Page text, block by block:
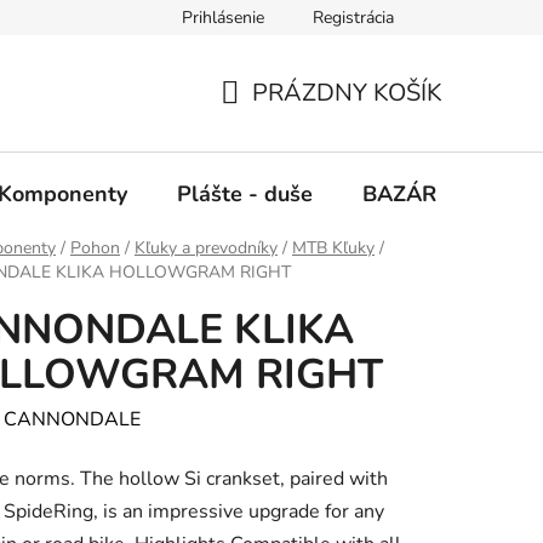
Prihlásenie Registrácia
KOŠÍK
PRÁZDNY KOŠÍK
Komponenty Plášte - duše BAZÁR
/ Pohon / Kľuky a prevodníky / MTB Kľuky /
KLIKA HOLLOWGRAM RIGHT
KLIKA
RIGHT
CANNONDALE
norms. The hollow Si crankset, paired with
is an impressive upgrade for any